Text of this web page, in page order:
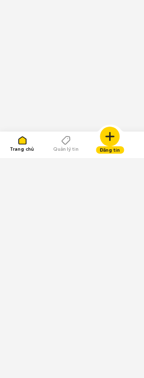
Trang chủ Quản lý tin Đăng tin